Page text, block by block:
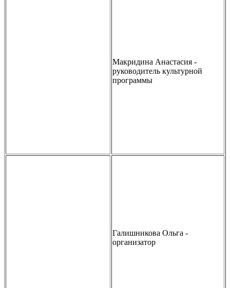
Макридина Анастасия -
руководитель культурной
программы
Галишникова Ольга -
организатор